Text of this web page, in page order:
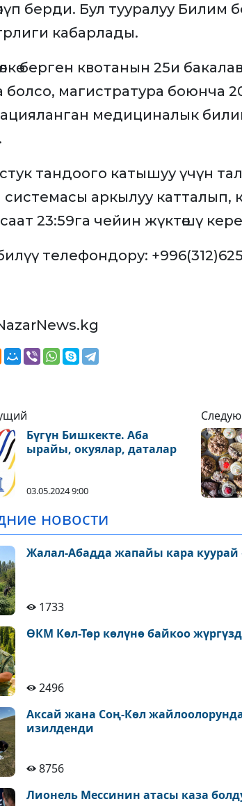
берди. Бул тууралуу Билим
кабарлады.
берген квотанын 25и
магистратура боюнча
медициналык
тандоого катышуу үчүн
системасы аркылуу катталып,
23:59га чейин жүктөшү
телефондору:
Бүгүн Бишкекте. Аба
ырайы, окуялар, даталар
03.05.2024 9:00
новости
Жалал-Абадда жапайы кара
1733
ӨКМ Көл-Төр көлүнө байкоо
2496
Аксай жана Соң-Көл
изилденди
8756
Лионель Мессинин атасы каза